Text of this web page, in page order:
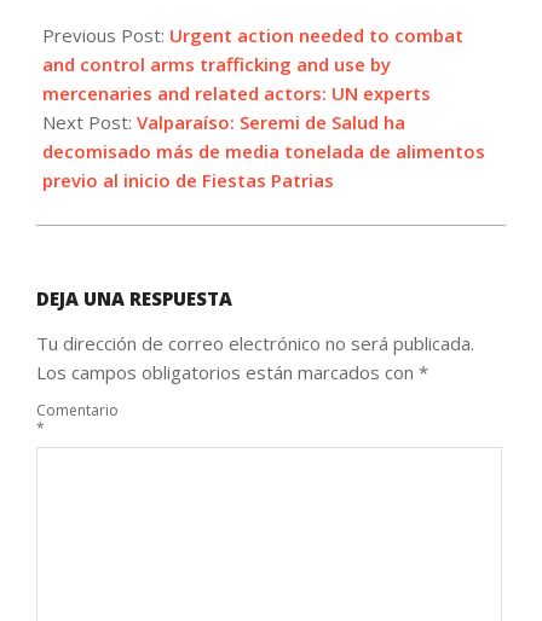
09-
13
Previous Post: Urgent action needed to combat
and control arms trafficking and use by
mercenaries and related actors: UN experts
Next Post: Valparaíso: Seremi de Salud ha
decomisado más de media tonelada de alimentos
previo al inicio de Fiestas Patrias
DEJA UNA RESPUESTA
Tu dirección de correo electrónico no será publicada.
Los campos obligatorios están marcados con *
Comentario
*